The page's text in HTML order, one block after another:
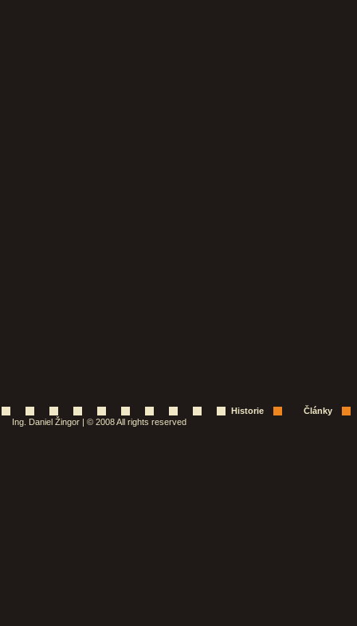
Historie
Články
Ing. Daniel Žingor | © 2008 All rights reserved